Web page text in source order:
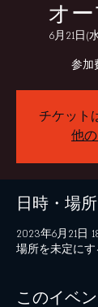
オ
6月21日(
参加
チケット
他
日時・場所
2023年6月21日
場所を未定にす
このイベ